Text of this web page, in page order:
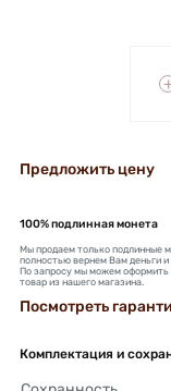
Предложить цену
100% подлинная монета
Мы продаем только подлинные
полностью вернем Вам деньги
По запросу мы можем оформить
товар из нашего магазина.
Посмотреть
Комплектация и